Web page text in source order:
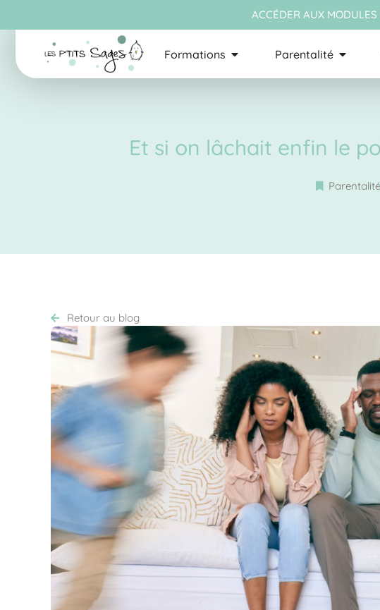
ACCÉDER AUX
Formations Parentalité
Et si on lâchait enfin le
Parentalité
Retour au blog